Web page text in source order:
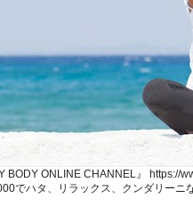
BODY ONLINE CHANNEL』
でハタ、リラックス、クンダリー